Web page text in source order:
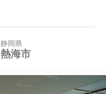
静岡県
熱海市